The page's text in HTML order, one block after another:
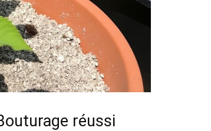
réussi